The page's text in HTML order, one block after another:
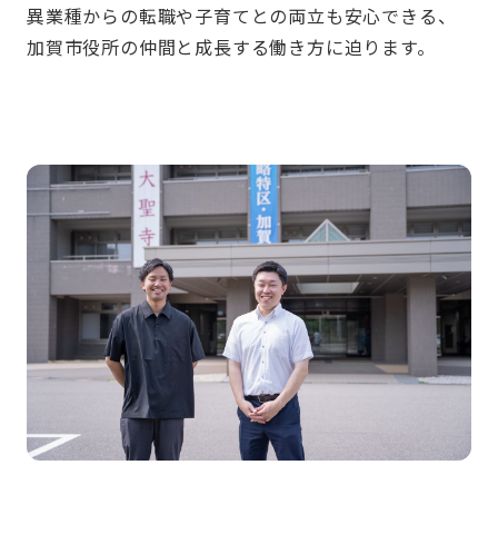
異業種からの転職や子育てとの両立も安心できる、
加賀市役所の仲間と成長する働き方に迫ります。